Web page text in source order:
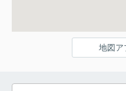
地図ア